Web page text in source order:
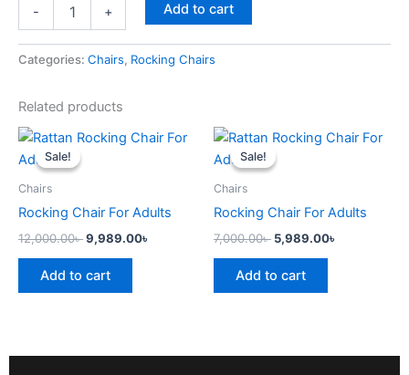
- + Add to cart
Categories: Chairs, Rocking Chairs
Related products
Sale!
Sale!
Chairs
Rocking Chair For Adults
12,000.00৳
Original
9,989.00৳
Current
Add to cart
Sale!
Sale!
Chairs
Rocking Chair For Adults
7,000.00৳
Original
was:
5,989.00৳
Current
Add to cart